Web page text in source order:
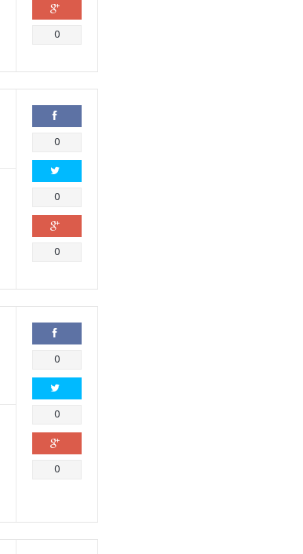
Compartir
0
Compartir
0
Compartir
0
Compartir
0
Compartir
0
Compartir
0
Compartir
0